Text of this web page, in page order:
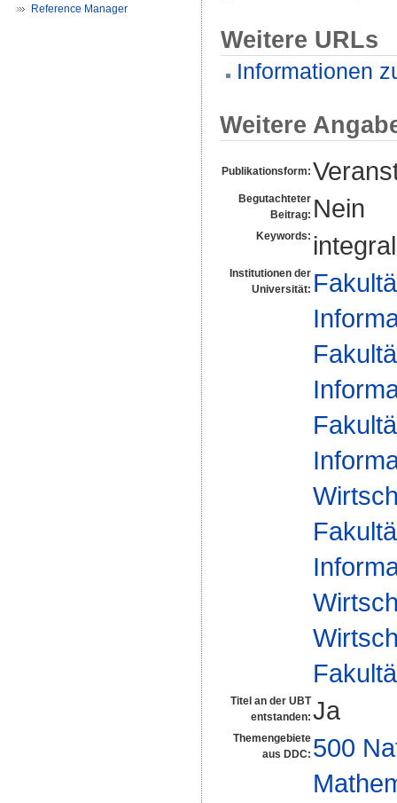
Reference Manager
Weitere URLs
Informationen
Weitere
Publikationsform:
Begutachteter
Beitrag: Nein
Keywords:
Institutionen der
Universität:
Titel an der UBT
entstanden: Ja
Themengebiete
aus DDC: 500